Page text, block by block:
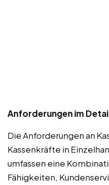
Anforderungen im
Die Anforderungen an
Kassenkräfte in
umfassen eine
Fähigkeiten,